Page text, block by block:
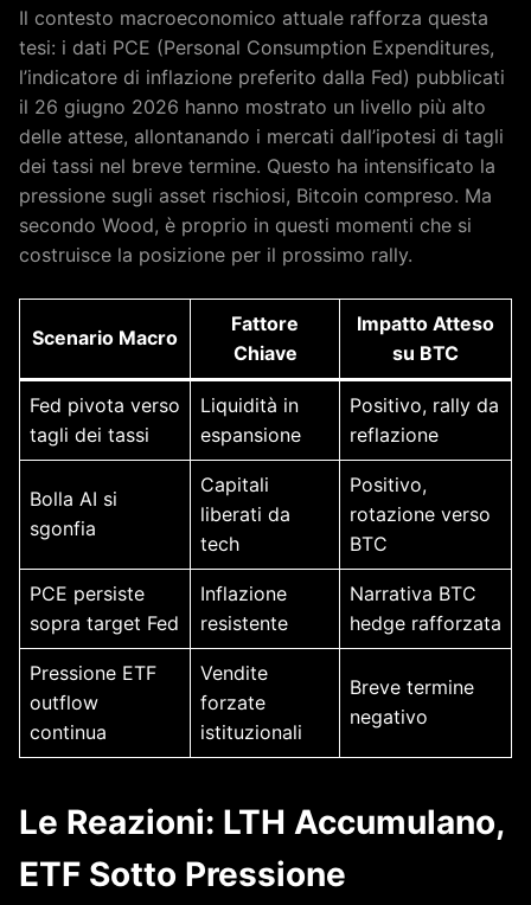
Il contesto macroeconomico attuale rafforza questa
tesi: i dati PCE (Personal Consumption Expenditures,
l’indicatore di inflazione preferito dalla Fed) pubblicati
il 26 giugno 2026 hanno mostrato un livello più alto
delle attese, allontanando i mercati dall’ipotesi di tagli
dei tassi nel breve termine. Questo ha intensificato la
pressione sugli asset rischiosi, Bitcoin compreso. Ma
secondo Wood, è proprio in questi momenti che si
costruisce la posizione per il prossimo rally.
Scenario Macro
Fattore
Chiave
Impatto Atteso
su BTC
Fed pivota verso
tagli dei tassi
Liquidità in
espansione
Positivo, rally da
reflazione
Bolla AI si
sgonfia
Capitali
liberati da
tech
Positivo,
rotazione verso
BTC
PCE persiste
sopra target Fed
Inflazione
resistente
Narrativa BTC
hedge rafforzata
Pressione ETF
outflow
continua
Vendite
forzate
istituzionali
Breve termine
negativo
Le Reazioni: LTH Accumulano,
ETF Sotto Pressione